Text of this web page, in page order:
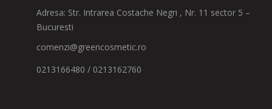
Adresa: Str. Intrarea Costache Negri , Nr. 11 sector 5 –
Bucuresti
comenzi@greencosmetic.ro
0213166480 / 0213162760